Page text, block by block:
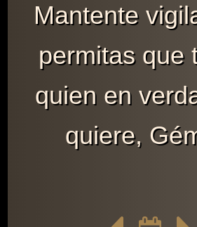
Mantente
permitas que
quien en
quiere,